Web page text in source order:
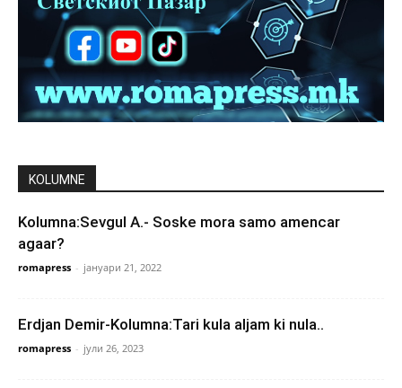
KOLUMNE
Kolumna:Sevgul A.- Soske mora samo amencar
agaar?
romapress - јануари 21, 2022
Erdjan Demir-Kolumna:Tari kula aljam ki nula..
romapress - јули 26, 2023